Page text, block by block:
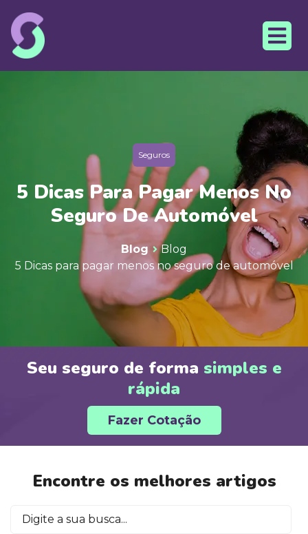
Seguros
5 Dicas Para Pagar Menos No
Seguro De Automóvel
Blog
Blog
5 Dicas para pagar menos no seguro de automóvel
Seu seguro de forma simples e
rápida
Fazer Cotação
Encontre os melhores artigos